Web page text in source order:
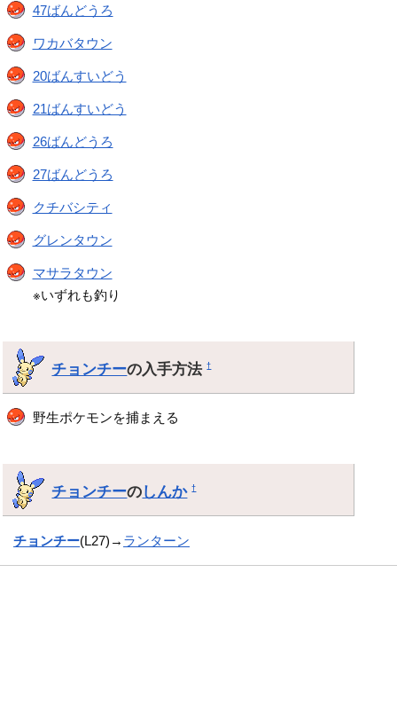
47ばんどうろ
ワカバタウン
20ばんすいどう
21ばんすいどう
26ばんどうろ
27ばんどうろ
クチバシティ
グレンタウン
マサラタウン
※いずれも釣り
チョンチーの入手方法†
野生ポケモンを捕まえる
チョンチーのしんか †
チョンチー(L27)→ ランターン